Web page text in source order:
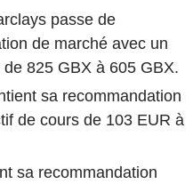
passe de
de marché avec un
825 GBX à 605 GBX.
sa recommandation
de cours de 103 EUR à
sa recommandation